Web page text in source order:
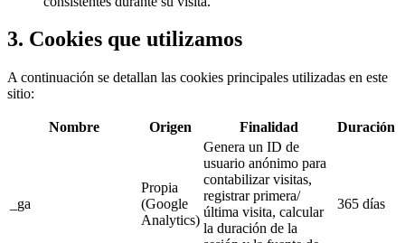
3. Cookies que utilizamos
A continuación se detallan las cookies principales utilizadas en este
sitio:
Nombre Origen Finalidad Duración
_ga
Propia
(Google
Analytics)
Genera un ID de
usuario anónimo para
contabilizar visitas,
registrar primera/
última visita, calcular
la duración de la
365 días